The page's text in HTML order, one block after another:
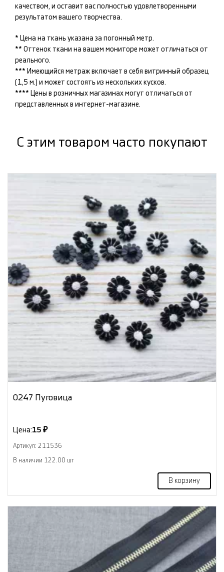
качеством, и оставит вас полностью удовлетворенными
результатом вашего творчества.
* Цена на ткань указана за погонный метр.
** Оттенок ткани на вашем мониторе может отличаться от
реального.
*** Имеющийся метраж включает в себя витринный образец
(1,5 м.) и может состоять из нескольких кусков.
**** Цены в розничных магазинах могут отличаться от
представленных в интернет-магазине.
С этим товаром часто покупают
0247 Пуговица
Цена:15 ₽
Артикул: 211536
В наличии 122.00 шт
В корзину